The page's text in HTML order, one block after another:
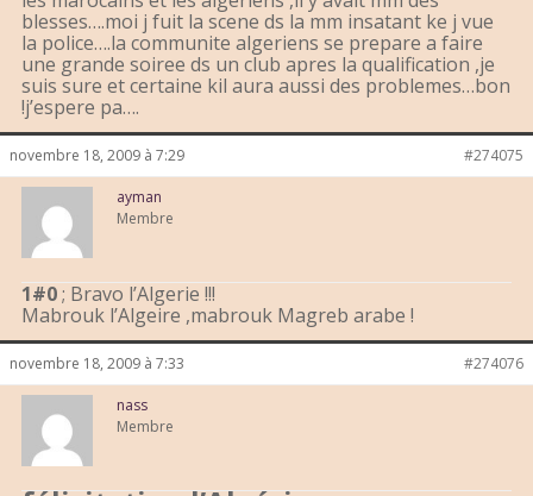
blesses….moi j fuit la scene ds la mm insatant ke j vue
la police….la communite algeriens se prepare a faire
une grande soiree ds un club apres la qualification ,je
suis sure et certaine kil aura aussi des problemes…bon
!j’espere pa….
novembre 18, 2009 à 7:29 #274075
ayman
Membre
1#0; Bravo l’Algerie !!!
Mabrouk l’Algeire ,mabrouk Magreb arabe !
novembre 18, 2009 à 7:33 #274076
nass
Membre